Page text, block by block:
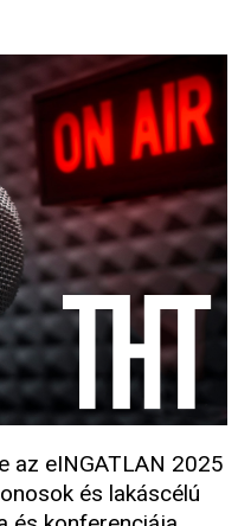
az eINGATLAN 2025
és lakáscélú